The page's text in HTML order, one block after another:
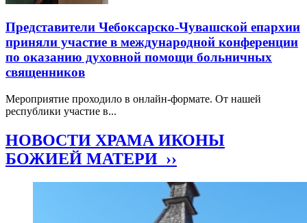
Представители Чебоксарско-Чувашской епархии
приняли участие в международной конференции
по оказанию духовной помощи больничных
священников
Мероприятие проходило в онлайн-формате. От нашей
республики участие в...
НОВОСТИ ХРАМА ИКОНЫ
БОЖИЕЙ МАТЕРИ ››